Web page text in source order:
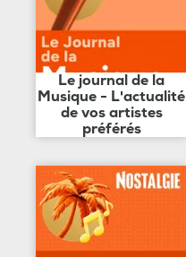
Le journal de la
Musique - L'actualité
de vos artistes
préférés